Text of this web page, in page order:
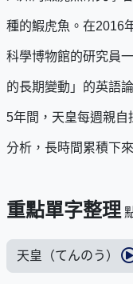
種的鰕虎魚。在2016
科學博物館的研究員
的長期變動」的英語
5年間，天皇每週親
分析，長時間累積下
重點單字整理
天皇（てんのう）